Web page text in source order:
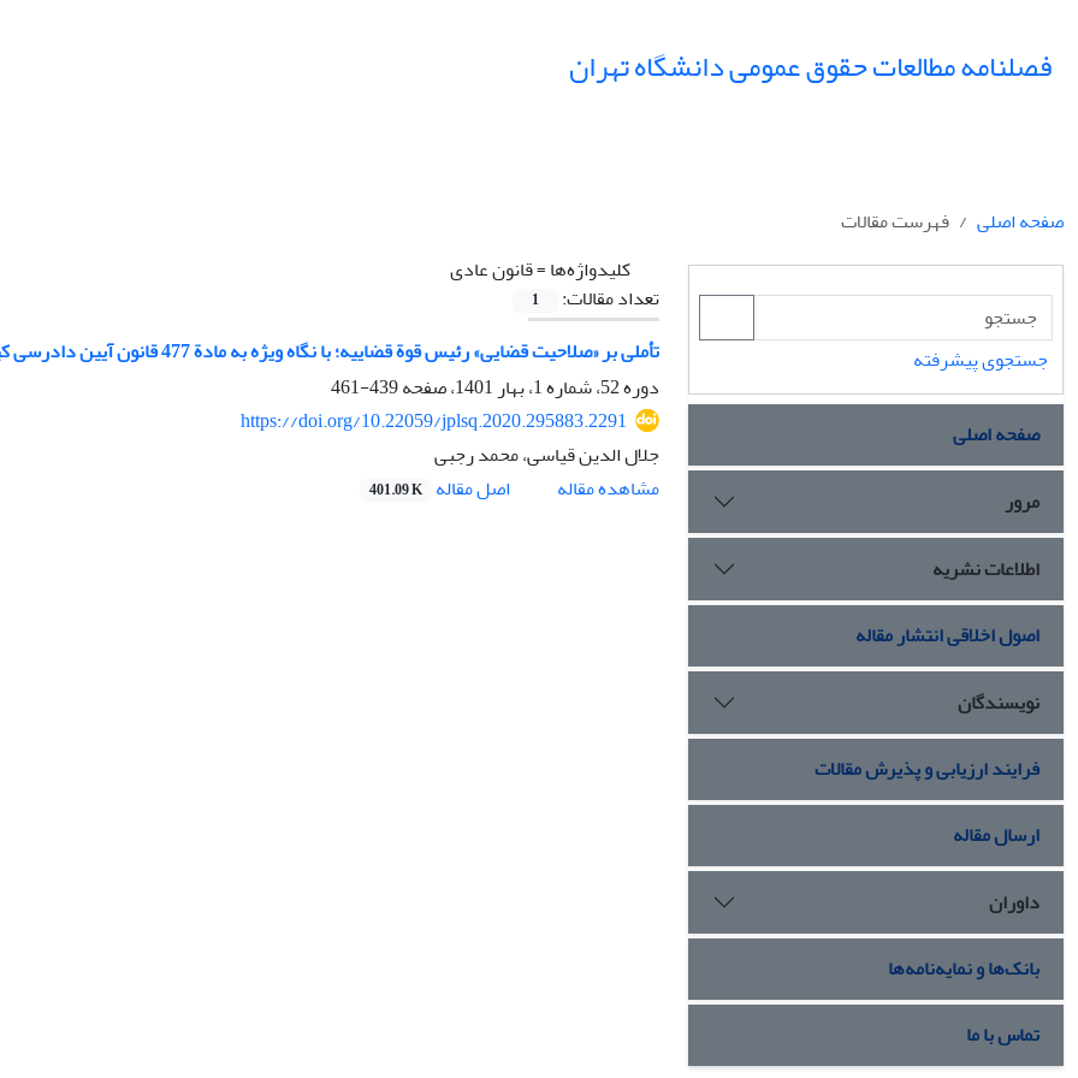
فصلنامه مطالعات حقوق عمومی دانشگاه تهران
صفحه اصلی
فهرست مقالات
کلیدواژه‌ها =قانون عادی
تعداد مقالات:
1
تأملی بر «صلاحیت قضایی» رئیس قوة قضاییه؛ با نگاه ویژه به مادة 477 قانون آیین دادرسی کیفری
دوره 52، شماره 1، بهار 1401، صفحه
439-461
https://doi.org/10.22059/jplsq.2020.295883.2291
جلال الدین قیاسی، محمد رجبی
مشاهده مقاله
اصل مقاله 401.09 K
جستجوی پیشرفته
صفحه اصلی
مرور
اطلاعات نشریه
اصول اخلاقی انتشار مقاله
نویسندگان
فرایند ارزیابی و پذیرش مقالات
ارسال مقاله
داوران
بانک‌ها و نمایه‌نامه‌ها
تماس با ما